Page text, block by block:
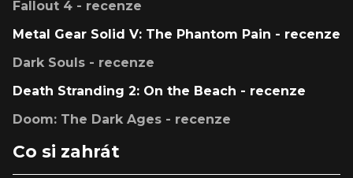
Fallout 4 - recenze
Metal Gear Solid V: The Phantom Pain - recenze
Dark Souls - recenze
Death Stranding 2: On the Beach - recenze
Doom: The Dark Ages - recenze
Co si zahrát